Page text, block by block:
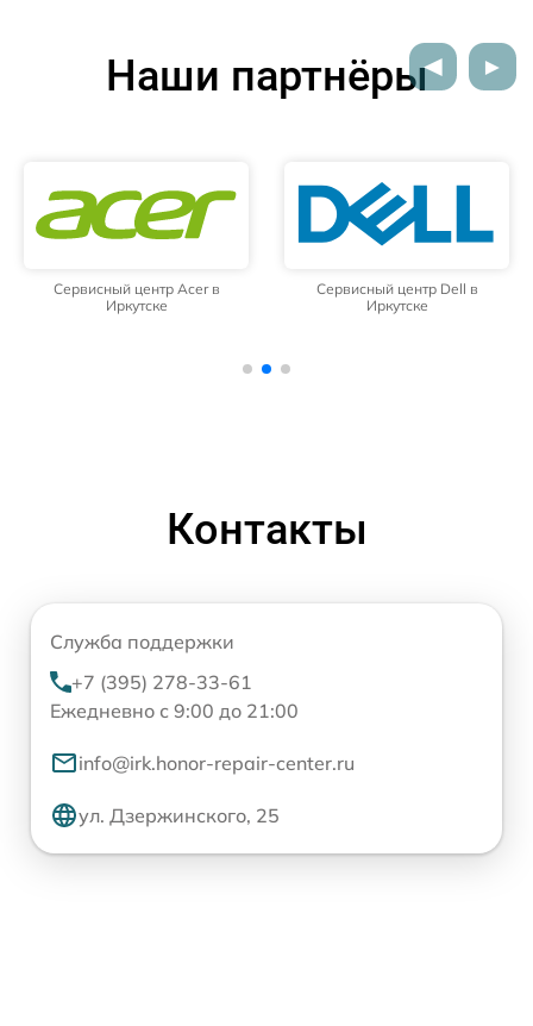
Наши партнёры
Сервисный центр Acer в
Иркутске
Сервисный центр Dell в
Иркутске
Контакты
Служба поддержки
+7 (395) 278-33-61
Ежедневно с 9:00 до 21:00
info@irk.honor-repair-center.ru
ул. Дзержинского, 25